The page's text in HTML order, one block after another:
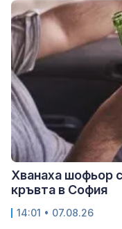
Хванаха шофьор
кръвта в София
14:01 • 07.08.26